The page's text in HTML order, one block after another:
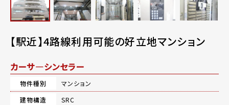
【駅近】4路線利用可能の好立地マンション
カーサ―シンセラー
物件種別
マンション
建物構造
SRC